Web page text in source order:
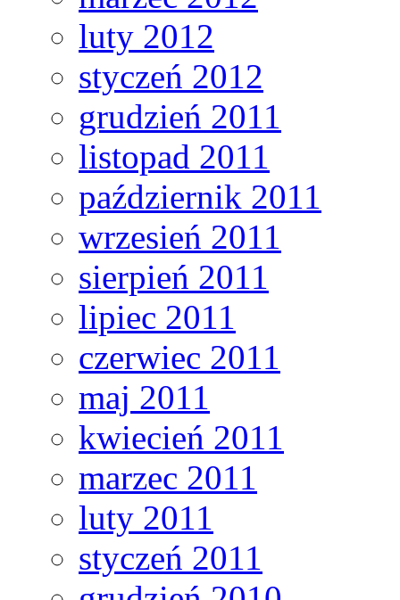
luty 2012
styczeń 2012
grudzień 2011
listopad 2011
październik 2011
wrzesień 2011
sierpień 2011
lipiec 2011
czerwiec 2011
maj 2011
kwiecień 2011
marzec 2011
luty 2011
styczeń 2011